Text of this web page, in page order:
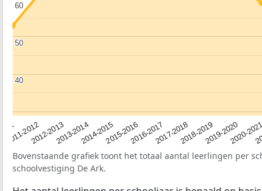
2011-20122012-20132013-20142014-20152015-20162016-20172017-20182018-20192019-20202020-
40
40
50
50
60
60
Bovenstaande grafiek toont het totaal aantal leerlingen per
schoolvestiging De Ark.